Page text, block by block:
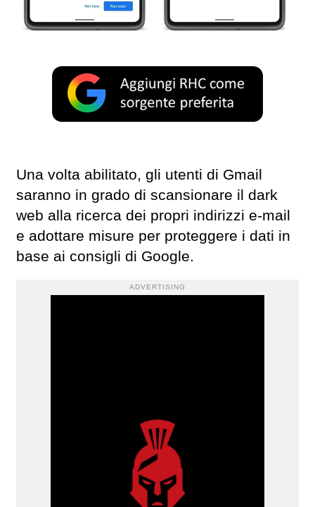
Una volta abilitato, gli utenti di Gmail
saranno in grado di scansionare il dark
web alla ricerca dei propri indirizzi e-mail
e adottare misure per proteggere i dati in
base ai consigli di Google.
ADVERTISING